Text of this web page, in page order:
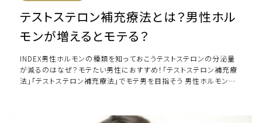
テストステロン補充療法とは？男性ホル
モンが増えるとモテる？
INDEX男性ホルモンの種類を知っておこうテストステロンの分泌量
が減るのはなぜ？モテたい男性におすすめ！「テストステロン補充療
法」「テストステロン補充療法」でモテ男を目指そう 男性ホルモンの